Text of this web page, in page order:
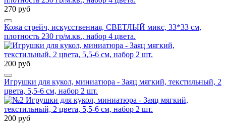
270 руб
Кожа стрейч, искусственная, СВЕТЛЫЙ микс, 33*33 см,
плотность 230 гр/м.кв., набор 4 цвета.
200 руб
Игрушки для кукол, миниатюра - Заяц мягкий, текстильный, 2
цвета, 5,5-6 см, набор 2 шт.
200 руб